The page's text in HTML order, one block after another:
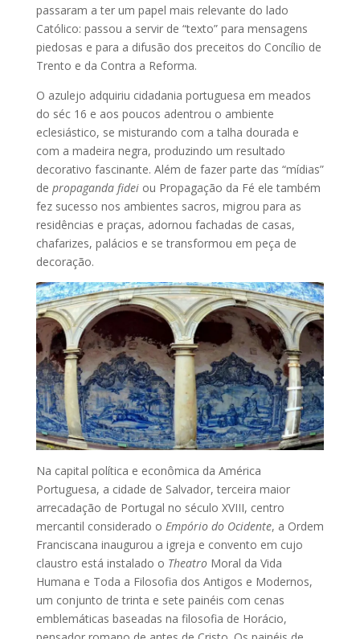
passaram a ter um papel mais relevante do lado
Católico: passou a servir de “texto” para mensagens
piedosas e para a difusão dos preceitos do Concílio de
Trento e da Contra a Reforma.
O azulejo adquiriu cidadania portuguesa em meados
do séc 16 e aos poucos adentrou o ambiente
eclesiástico, se misturando com a talha dourada e
com a madeira negra, produzindo um resultado
decorativo fascinante. Além de fazer parte das “mídias”
de propaganda fideiou Propagação da Fé ele também
fez sucesso nos ambientes sacros, migrou para as
residências e praças, adornou fachadas de casas,
chafarizes, palácios e se transformou em peça de
decoração.
Na capital política e econômica da América
Portuguesa, a cidade de Salvador, terceira maior
arrecadação de Portugal no século XVIII, centro
mercantil considerado o Empório do Ocidente, a Ordem
Franciscana inaugurou a igreja e convento em cujo
claustro está instalado o Theatro Moral da Vida
Humana e Toda a Filosofia dos Antigos e Modernos,
um conjunto de trinta e sete painéis com cenas
emblemáticas baseadas na filosofia de Horácio,